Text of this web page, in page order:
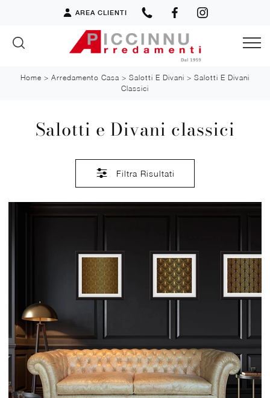
AREA CLIENTI
Home > Arredamento Casa > Salotti E Divani > Salotti E Divani
Classici
Salotti e Divani classici
Filtra Risultati